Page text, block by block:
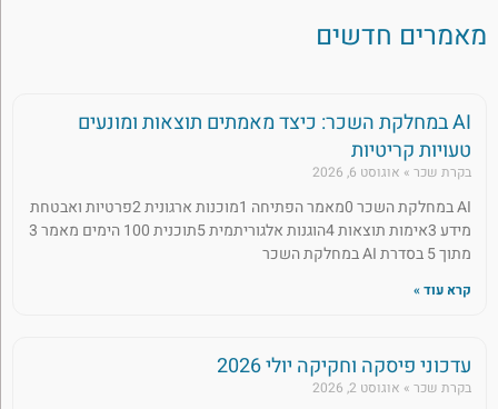
מאמרים חדשים
AI במחלקת השכר: כיצד מאמתים תוצאות ומונעים
טעויות קריטיות
בקרת שכר אוגוסט 6, 2026
AI במחלקת השכר 0מאמר הפתיחה 1מוכנות ארגונית 2פרטיות ואבטחת
מידע 3אימות תוצאות 4הוגנות אלגוריתמית 5תוכנית 100 הימים מאמר 3
מתוך 5 בסדרת AI במחלקת השכר
קרא עוד »
עדכוני פיסקה וחקיקה יולי 2026
בקרת שכר אוגוסט 2, 2026